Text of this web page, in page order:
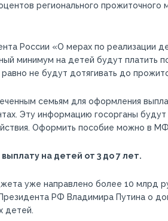
регионального прожиточного
России «О мерах по реализации
минимум на детей будут платить
не будут дотягивать до
семьям для оформления
Эту информацию госорганы будут
Оформить пособие можно в
на детей от 3 до 7 лет.
уже направлено более 10 млрд
РФ Владимира Путина о
детей.